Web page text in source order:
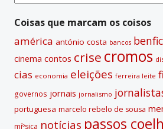
i
v
Coisas que marcam os coisos
américa antónio costa bancos
cinema contos crise cromos
cias economia eleições ferreira leite
governos jornais jornalismo
portuguesa marcelo rebelo de sousa
míºsica notí­cias passos